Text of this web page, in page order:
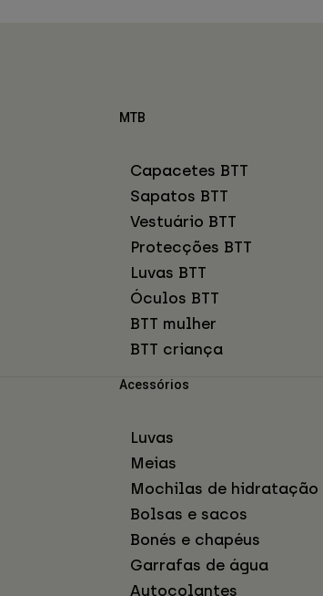
MTB
Capacetes BTT
Sapatos BTT
Vestuário BTT
Protecções BTT
Luvas BTT
Óculos BTT
BTT mulher
BTT criança
Acessórios
Luvas
Meias
Mochilas de hidratação
Bolsas e sacos
Bonés e chapéus
Garrafas de água
Autocolantes